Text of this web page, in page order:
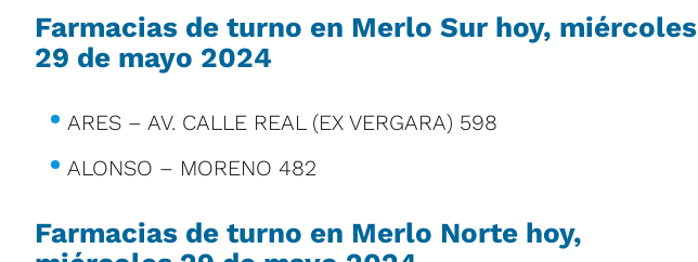
Farmacias de turno en Merlo Sur hoy, miércoles
29 de mayo 2024
ARES – AV. CALLE REAL (EX VERGARA) 598
ALONSO – MORENO 482
Farmacias de turno en Merlo Norte hoy,